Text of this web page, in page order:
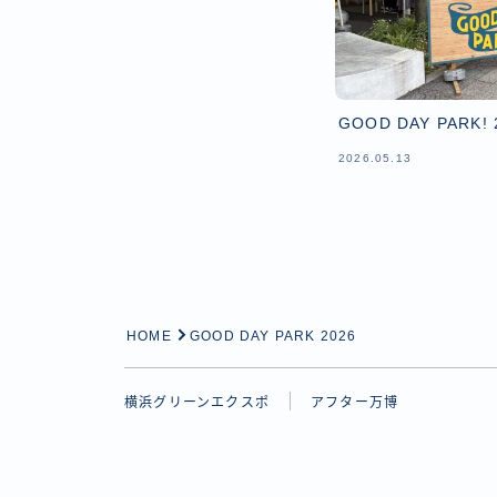
GOOD DAY PARK!
2026.05.13
HOME GOOD DAY PARK 2026
横浜グリーンエクスポ アフター万博